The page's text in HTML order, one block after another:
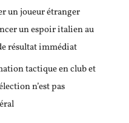
un joueur étranger
un espoir italien au
résultat immédiat
tactique en club et
n’est pas